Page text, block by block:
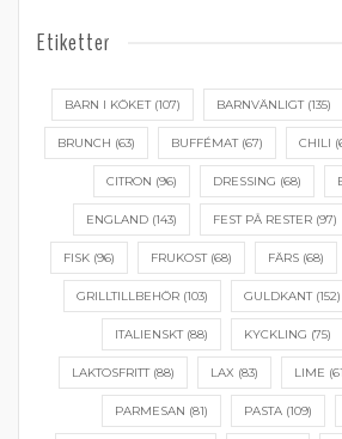
Etiketter
BARN I KÖKET(107) BARNVÄNLIGT(135)
BRUNCH (63) BUFFÉMAT(67) CHILI
CITRON (96) DRESSING (68)
ENGLAND(143) FEST PÅ RESTER(97)
FISK(96) FRUKOST(68) FÄRS(68)
GRILLTILLBEHÖR (103) GULDKANT(152)
ITALIENSKT(88) KYCKLING (75)
LAKTOSFRITT(88) LAX (83) LIME
PARMESAN (81) PASTA(109)